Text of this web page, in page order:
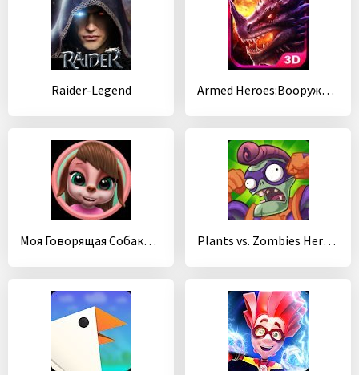
Raider-Legend Armed Heroes:Вооруженные герои
Моя Говорящая Собака Маша: Виртуальный Питомец Plants vs. Zombies Heroes